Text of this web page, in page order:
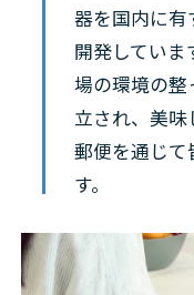
器を国内に有
開発していま
場の環境の整
立され、美
郵便を通じて
す。